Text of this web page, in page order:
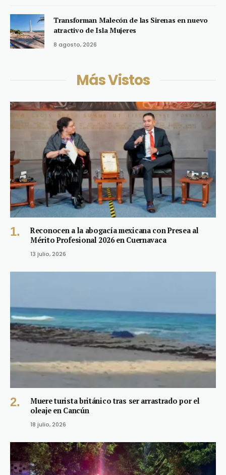
Transforman Malecón de las Sirenas en nuevo
atractivo de Isla Mujeres
8 agosto, 2026
Más Vistos
Reconocen a la abogacía mexicana con Presea al
Mérito Profesional 2026 en Cuernavaca
13 julio, 2026
Muere turista británico tras ser arrastrado por el
oleaje en Cancún
18 julio, 2026